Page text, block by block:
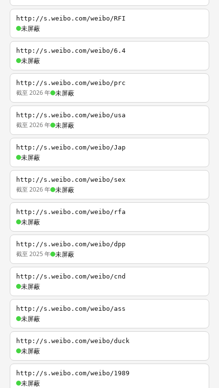
http://s.weibo.com/weibo/RFI
未屏蔽
http://s.weibo.com/weibo/6.4
未屏蔽
http://s.weibo.com/weibo/prc
截至 2026 年 未屏蔽
http://s.weibo.com/weibo/usa
截至 2026 年 未屏蔽
http://s.weibo.com/weibo/Jap
未屏蔽
http://s.weibo.com/weibo/sex
截至 2026 年 未屏蔽
http://s.weibo.com/weibo/rfa
未屏蔽
http://s.weibo.com/weibo/dpp
截至 2025 年 未屏蔽
http://s.weibo.com/weibo/cnd
未屏蔽
http://s.weibo.com/weibo/ass
未屏蔽
http://s.weibo.com/weibo/duck
未屏蔽
http://s.weibo.com/weibo/1989
未屏蔽